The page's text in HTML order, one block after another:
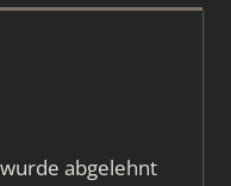
abgelehnt